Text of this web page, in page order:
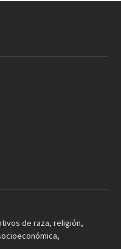
de raza, religión,